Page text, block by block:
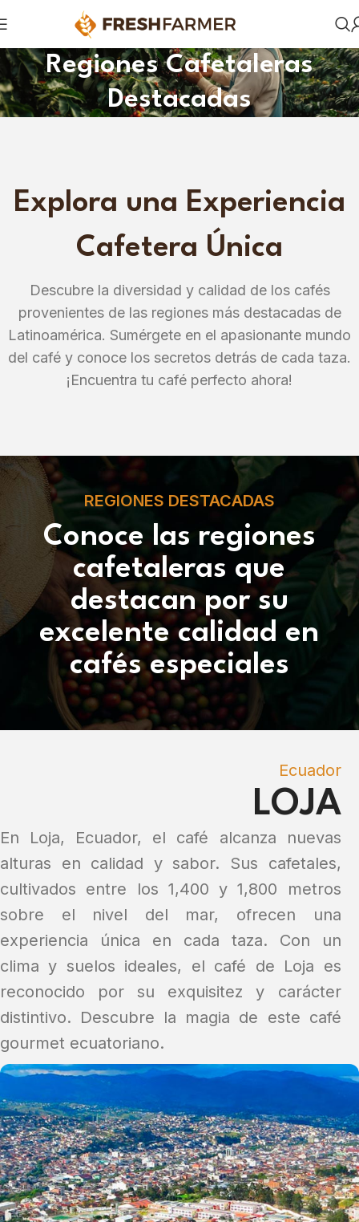
Regiones Cafetaleras
Destacadas
Explora una Experiencia
Cafetera Única
Descubre la diversidad y calidad de los cafés
provenientes de las regiones más destacadas de
Latinoamérica. Sumérgete en el apasionante mundo
del café y conoce los secretos detrás de cada taza.
¡Encuentra tu café perfecto ahora!
REGIONES DESTACADAS
Conoce las regiones
cafetaleras que
destacan por su
excelente calidad en
cafés especiales
Ecuador
LOJA
En Loja, Ecuador, el café alcanza nuevas
alturas en calidad y sabor. Sus cafetales,
cultivados entre los 1,400 y 1,800 metros
sobre el nivel del mar, ofrecen una
experiencia única en cada taza. Con un
clima y suelos ideales, el café de Loja es
reconocido por su exquisitez y carácter
distintivo. Descubre la magia de este café
gourmet ecuatoriano.